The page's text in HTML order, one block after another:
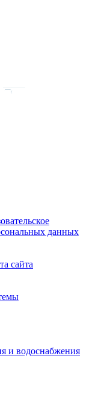
данных
сайта
и водоснабжения